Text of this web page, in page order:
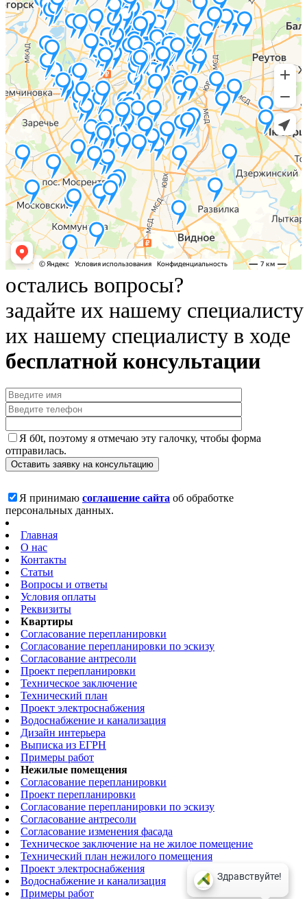
остались вопросы?
задайте их нашему
их нашему специалисту в ходе
бесплатной консультации
Я б0t, поэтому я отмечаю эту галочку, чтобы форма
отправилась.
Я принимаю соглашение сайта об обработке
персональных данных.
Главная
О нас
Контакты
Статьи
Вопросы и ответы
Условия оплаты
Реквизиты
Квартиры
Согласование перепланировки
Согласование перепланировки по эскизу
Согласование антресоли
Проект перепланировки
Техническое заключение
Технический план
Проект электроснабжения
Водоснабжение и канализация
Дизайн интерьера
Выписка из ЕГРН
Примеры работ
Нежилые помещения
Согласование перепланировки
Проект перепланировки
Согласование перепланировки по эскизу
Согласование антресоли
Согласование изменения фасада
Техническое заключение на не жилое помещение
Технический план нежилого помещения
Проект электроснабжения
Водоснабжение и канализация
Примеры работ